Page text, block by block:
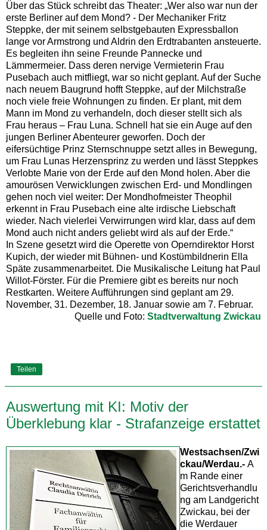
Über das Stück schreibt das Theater: „Wer also war nun der
erste Berliner auf dem Mond? - Der Mechaniker Fritz
Steppke, der mit seinem selbstgebauten Expressballon
lange vor Armstrong und Aldrin den Erdtrabanten ansteuerte.
Es begleiten ihn seine Freunde Pannecke und
Lämmermeier. Dass deren nervige Vermieterin Frau
Pusebach auch mitfliegt, war so nicht geplant. Auf der Suche
nach neuem Baugrund hofft Steppke, auf der Milchstraße
noch viele freie Wohnungen zu finden. Er plant, mit dem
Mann im Mond zu verhandeln, doch dieser stellt sich als
Frau heraus – Frau Luna. Schnell hat sie ein Auge auf den
jungen Berliner Abenteurer geworfen. Doch der
eifersüchtige Prinz Sternschnuppe setzt alles in Bewegung,
um Frau Lunas Herzensprinz zu werden und lässt Steppkes
Verlobte Marie von der Erde auf den Mond holen. Aber die
amourösen Verwicklungen zwischen Erd- und Mondlingen
gehen noch viel weiter: Der Mondhofmeister Theophil
erkennt in Frau Pusebach eine alte irdische Liebschaft
wieder. Nach vielerlei Verwirrungen wird klar, dass auf dem
Mond auch nicht anders geliebt wird als auf der Erde.“
In Szene gesetzt wird die Operette von Operndirektor Horst
Kupich, der wieder mit Bühnen- und Kostümbildnerin Ella
Späte zusammenarbeitet. Die Musikalische Leitung hat Paul
Willot-Förster. Für die Premiere gibt es bereits nur noch
Restkarten. Weitere Aufführungen sind geplant am 29.
November, 31. Dezember, 18. Januar sowie am 7. Februar.
Quelle und Foto: Stadtverwaltung Zwickau
Teilen
Auswertung mit KI: Motiv der
Überklebung klar - Strafanzeige erstattet
Westsachsen/Zwi
ckau/Werdau.- A
m Rande einer
Gerichtsverhandlu
ng am Landgericht
Zwickau, bei der
die Werdauer